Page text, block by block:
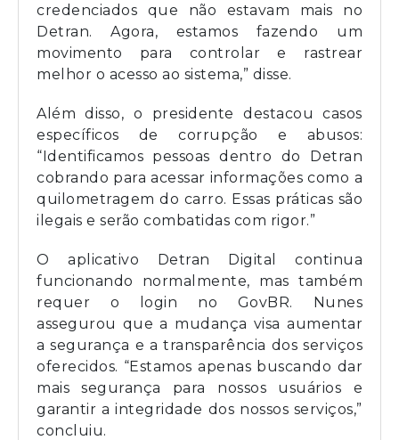
credenciados que não estavam mais no
Detran. Agora, estamos fazendo um
movimento para controlar e rastrear
melhor o acesso ao sistema,” disse.
Além disso, o presidente destacou casos
específicos de corrupção e abusos:
“Identificamos pessoas dentro do Detran
cobrando para acessar informações como a
quilometragem do carro. Essas práticas são
ilegais e serão combatidas com rigor.”
O aplicativo Detran Digital continua
funcionando normalmente, mas também
requer o login no GovBR. Nunes
assegurou que a mudança visa aumentar
a segurança e a transparência dos serviços
oferecidos. “Estamos apenas buscando dar
mais segurança para nossos usuários e
garantir a integridade dos nossos serviços,”
concluiu.